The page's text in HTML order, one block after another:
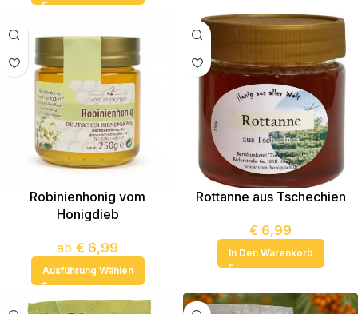
Robinienhonig vom
Honigdieb
ab € 6,99
Ausführung Wählen
Rottanne aus Tschechien
€ 6,99
In Den Warenkorb